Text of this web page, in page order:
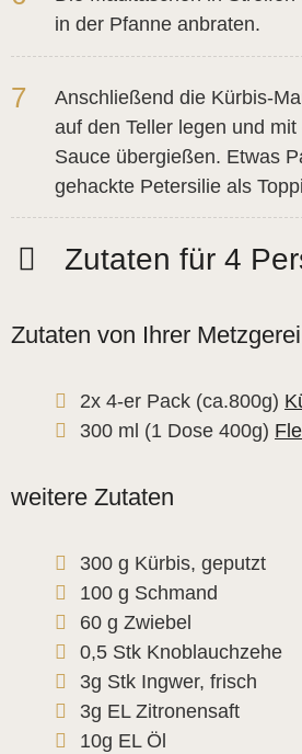
Zutaten für 4
Zutaten von Ihrer
2x 4-er Pack (ca.800g)
300 ml (1 Dose 400g)
weitere Zutaten
300 g Kürbis, geputzt
100 g Schmand
60 g Zwiebel
0,5 Stk Knoblauchzehe
3g Stk Ingwer, frisch
3g EL Zitronensaft
10g EL Öl
in der Pfanne anbraten.
7
Anschließend die Kürbis-
auf den Teller legen und
Sauce übergießen. Etwas
gehackte Petersilie als